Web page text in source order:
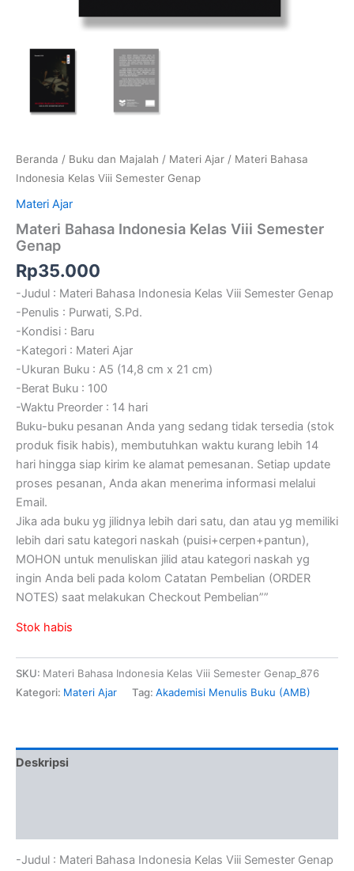
Beranda / Buku dan Majalah / Materi Ajar / Materi Bahasa
Indonesia Kelas Viii Semester Genap
Materi Ajar
Materi Bahasa Indonesia Kelas Viii Semester
Genap
Rp35.000
-Judul : Materi Bahasa Indonesia Kelas Viii Semester Genap
-Penulis : Purwati, S.Pd.
-Kondisi : Baru
-Kategori : Materi Ajar
-Ukuran Buku : A5 (14,8 cm x 21 cm)
-Berat Buku : 100
-Waktu Preorder : 14 hari
Buku-buku pesanan Anda yang sedang tidak tersedia (stok
produk fisik habis), membutuhkan waktu kurang lebih 14
hari hingga siap kirim ke alamat pemesanan. Setiap update
proses pesanan, Anda akan menerima informasi melalui
Email.
Jika ada buku yg jilidnya lebih dari satu, dan atau yg memiliki
lebih dari satu kategori naskah (puisi+cerpen+pantun),
MOHON untuk menuliskan jilid atau kategori naskah yg
ingin Anda beli pada kolom Catatan Pembelian (ORDER
NOTES) saat melakukan Checkout Pembelian””
Stok habis
SKU: Materi Bahasa Indonesia Kelas Viii Semester Genap_876
Kategori: Materi Ajar Tag: Akademisi Menulis Buku (AMB)
Deskripsi
-Judul : Materi Bahasa Indonesia Kelas Viii Semester Genap